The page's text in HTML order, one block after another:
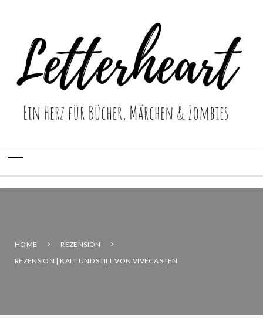
HOME
REZENSION
REZENSION | KALT UND STILL VON VIVECA STEN